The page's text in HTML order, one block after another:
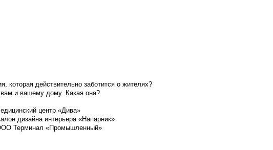
которая действительно заботится о жителях?
и вашему дому. Какая она?
центр «Дива»
дизайна интерьера «Напарник»
Терминал «Промышленный»